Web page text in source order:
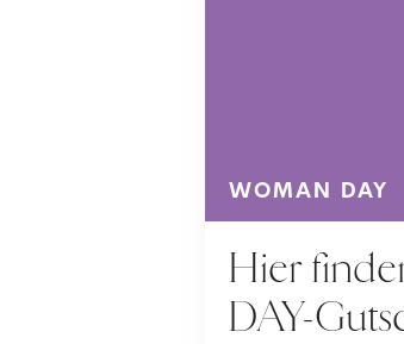
WOMAN DAY
Hier
DAY-